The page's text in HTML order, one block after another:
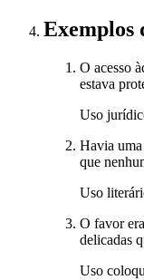
Exemplos
O acesso
estava
Uso
Havia uma
que
Uso
O favor era
delicadas
Uso